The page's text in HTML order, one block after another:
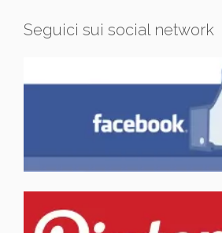
Seguici sui social network